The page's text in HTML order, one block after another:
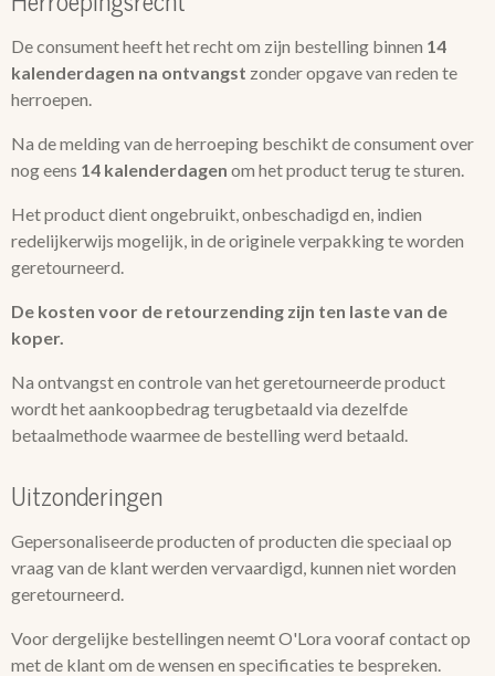
De consument heeft het recht om zijn bestelling binnen 14
kalenderdagen na ontvangst zonder opgave van reden te
herroepen.
Na de melding van de herroeping beschikt de consument over
nog eens 14 kalenderdagen om het product terug te sturen.
Het product dient ongebruikt, onbeschadigd en, indien
redelijkerwijs mogelijk, in de originele verpakking te worden
geretourneerd.
De kosten voor de retourzending zijn ten laste van de
koper.
Na ontvangst en controle van het geretourneerde product
wordt het aankoopbedrag terugbetaald via dezelfde
betaalmethode waarmee de bestelling werd betaald.
Uitzonderingen
Gepersonaliseerde producten of producten die speciaal op
vraag van de klant werden vervaardigd, kunnen niet worden
geretourneerd.
Voor dergelijke bestellingen neemt O'Lora vooraf contact op
met de klant om de wensen en specificaties te bespreken.